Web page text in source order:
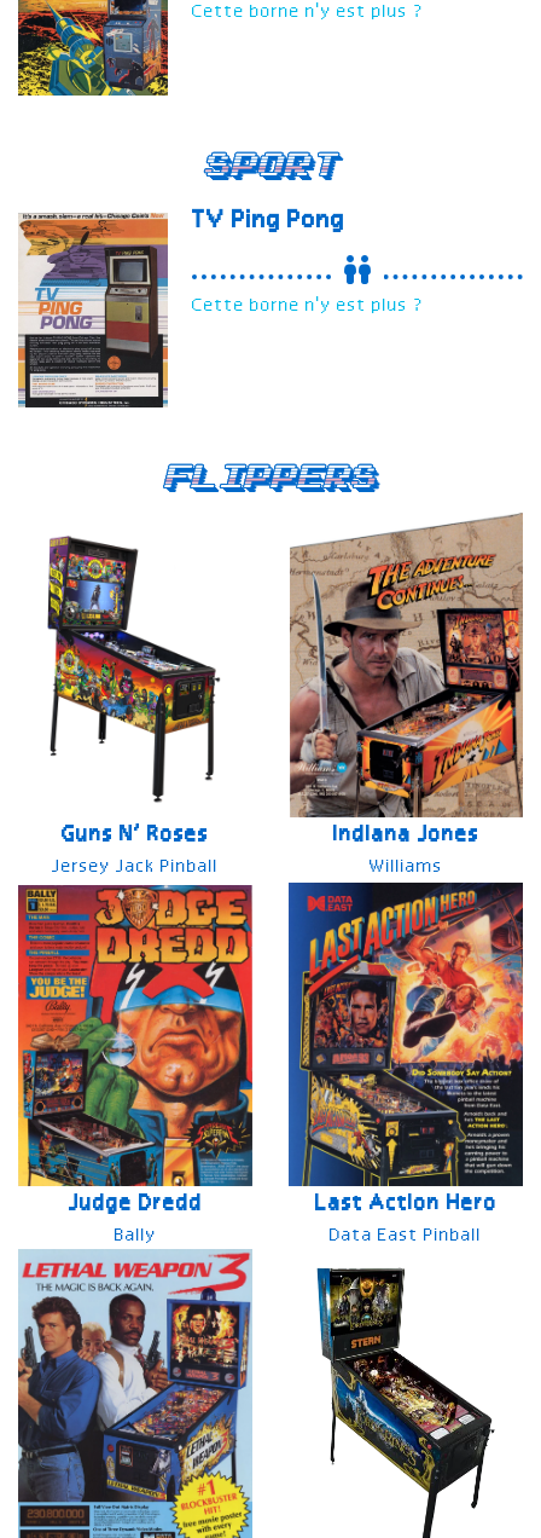
Cette borne n'y est plus ?
Sport
TV Ping Pong
Cette borne n'y est plus ?
Flippers
Guns N’ Roses
Jersey Jack Pinball
Indiana Jones
Williams
Judge Dredd
Bally
Last Action Hero
Data East Pinball